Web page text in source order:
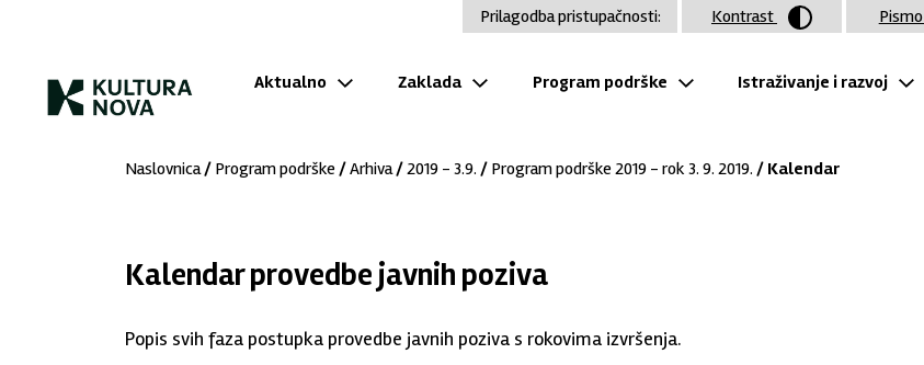
Aktualno Zaklada Program podrške Istraživanje i razvoj
Naslovnica/ Program podrške /Arhiva/2019 - 3.9. / Program podrške 2019 - rok 3. 9. 2019. / Kalendar
Kalendar provedbe javnih poziva
Popis svih faza postupka provedbe javnih poziva s rokovima izvršenja.
Prilagodba pristupačnosti: Kontrast Pismo